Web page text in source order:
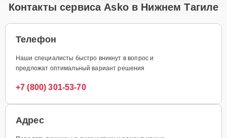
Контакты сервиса Asko в Нижнем Тагиле
Телефон
Наши специалисты быстро вникнут в вопрос и
предложат оптимальный вариант решения
+7 (800) 301-53-70
Адрес